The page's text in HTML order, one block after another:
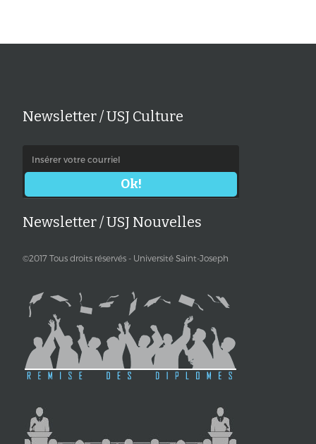
Newsletter / USJ Culture
Newsletter / USJ Nouvelles
©2017 Tous droits réservés - Université Saint-Joseph